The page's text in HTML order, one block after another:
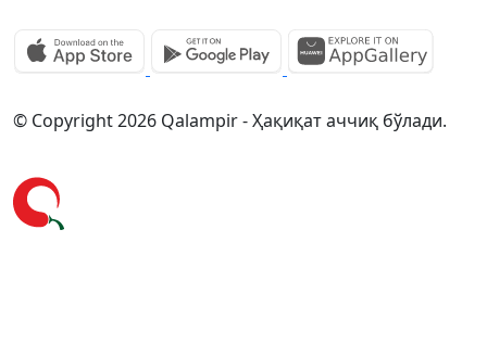
© Copyright 2026 Qalampir - Ҳақиқат аччиқ бўлади.